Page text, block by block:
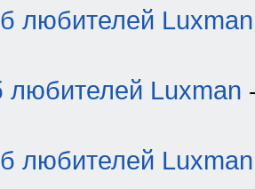
любителей Luxman
любителей Luxman
любителей Luxman